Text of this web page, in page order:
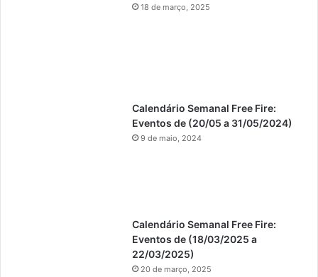
18 de março, 2025
Calendário Semanal Free Fire:
Eventos de (20/05 a 31/05/2024)
9 de maio, 2024
Calendário Semanal Free Fire:
Eventos de (18/03/2025 a
22/03/2025)
20 de março, 2025